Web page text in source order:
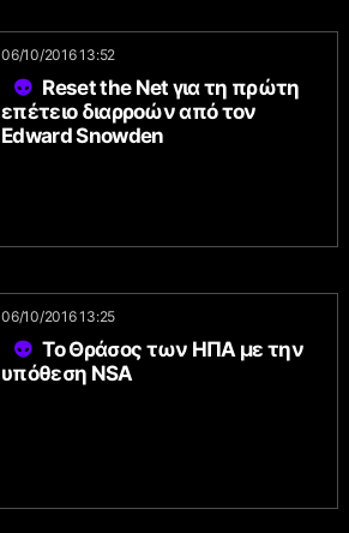
06/10/2016 13:52
Reset the Net για τη πρώτη
επέτειο διαρροών από τον
Edward Snowden
06/10/2016 13:25
Το Θράσος των ΗΠΑ με την
υπόθεση NSA